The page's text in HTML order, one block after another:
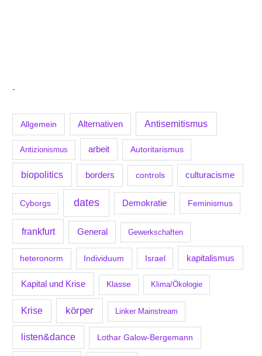
.
Allgemein Alternativen Antisemitismus
Antizionismus arbeit Autoritarismus
biopolitics borders controls culturacisme
Cyborgs dates Demokratie Feminismus
frankfurt General Gewerkschaften
heteronorm Individuum Israel kapitalismus
Kapital und Krise Klasse Klima/Ökologie
Krise körper Linker Mainstream
listen&dance Lothar Galow-Bergemann